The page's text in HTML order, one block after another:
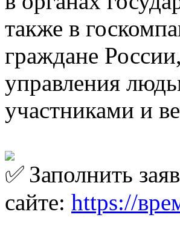
также в
граждане
управления
участниками и
Заполнить
сайте: https://